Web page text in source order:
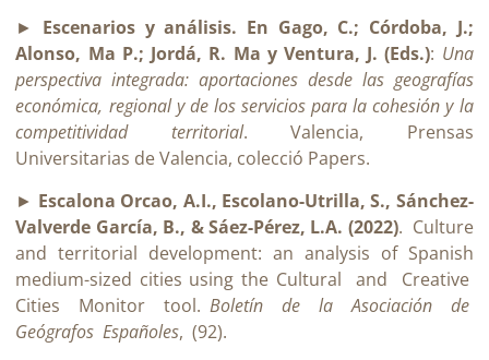
► Escenarios y análisis. En Gago, C.; Córdoba, J.;
Alonso, Ma P.; Jordá, R. Ma y Ventura, J. (Eds.): Una
perspectiva integrada: aportaciones desde las geografías
económica, regional y de los servicios para la cohesión y la
competitividad territorial. Valencia, Prensas
Universitarias de Valencia, colecció Papers.
► Escalona Orcao, A.I., Escolano-Utrilla, S., Sánchez-
Valverde García, B., & Sáez-Pérez, L.A. (2022). Culture
and territorial development: an analysis of Spanish
medium-sized cities using the Cultural
and
Creative
Cities
Monitor tool.Boletín de la Asociación
de
Geógrafos Españoles, (92).